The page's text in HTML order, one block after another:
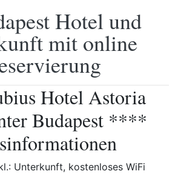
Hotel und
mit online
Hotel Astoria
Budapest ****
Unterkunft, kostenloses WiFi